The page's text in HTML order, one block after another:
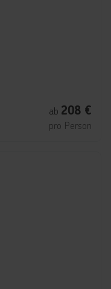
ab 208 €
pro Person